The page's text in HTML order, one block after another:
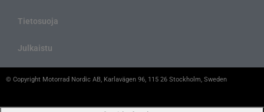
Tietosuoja
Julkaistu
© Copyright Motorrad Nordic AB, Karlavägen 96, 115 26 Stockholm, Sweden